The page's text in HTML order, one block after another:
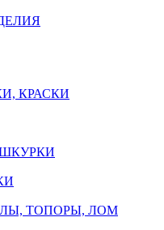
КРАСКИ
ШКУРКИ
ТОПОРЫ, ЛОМ